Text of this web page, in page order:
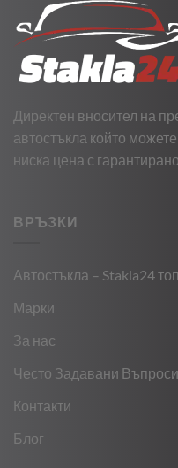
Директен вносител на
автостъкла който
ниска цена с
ВРЪЗКИ
Автостъкла – Stakla24
Марки
За нас
Често Задавани
Контакти
Блог